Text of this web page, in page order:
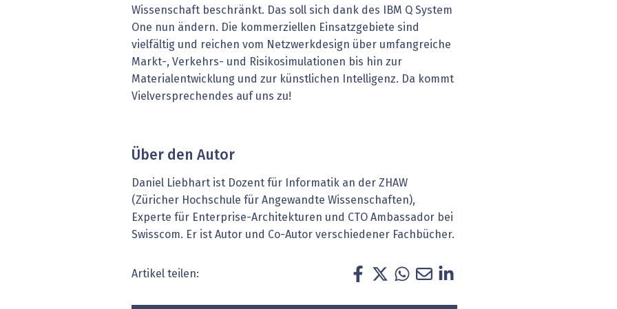
Wissenschaft beschränkt. Das soll sich dank des IBM Q System
One nun ändern. Die kommerziellen Einsatzgebiete sind
vielfältig und reichen vom Netzwerkdesign über umfangreiche
Markt-, Verkehrs- und Risikosimulationen bis hin zur
Materialentwicklung und zur künstlichen Intelligenz. Da kommt
Vielversprechendes auf uns zu!
Über den Autor
Daniel Liebhart ist Dozent für Informatik an der ZHAW
(Züricher Hochschule für Angewandte Wissenschaften),
Experte für Enterprise-Architekturen und CTO Ambassador bei
Swisscom. Er ist Autor und Co-Autor verschiedener Fachbücher.
Artikel teilen: